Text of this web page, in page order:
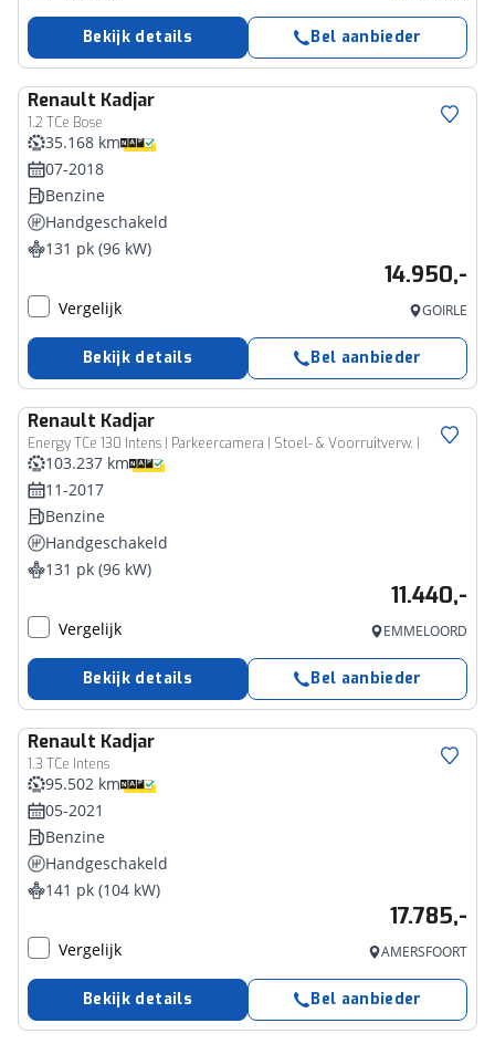
Bekijk details Bel aanbieder
Renault Kadjar
1.2 TCe Bose
35.168 km
07-2018
Benzine
Handgeschakeld
131 pk (96 kW)
14.950,-
Vergelijk GOIRLE
Bekijk details Bel aanbieder
Renault Kadjar
Energy TCe 130 Intens | Parkeercamera | Stoel- & Voorruitverw. |
103.237 km
11-2017
Benzine
Handgeschakeld
131 pk (96 kW)
11.440,-
Vergelijk EMMELOORD
Bekijk details Bel aanbieder
Renault Kadjar
1.3 TCe Intens
95.502 km
05-2021
Benzine
Handgeschakeld
141 pk (104 kW)
17.785,-
Vergelijk AMERSFOORT
Bekijk details Bel aanbieder